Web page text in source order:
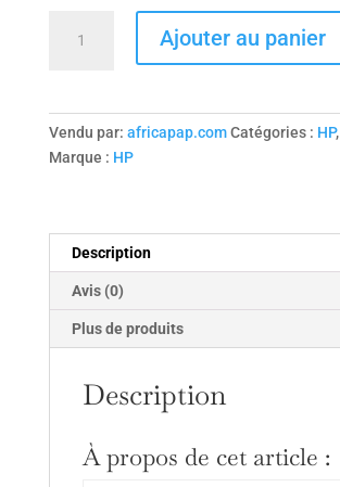
imprimantes
LaserJet
3500/3500N/3550/
3550N/3700/3700DN/3700DTN/3700N
Ajouter au panier
Vendu par: africapap.com Catégories : HP,
Marque : HP
Description
Avis (0)
Plus de produits
Description
À propos de cet article :